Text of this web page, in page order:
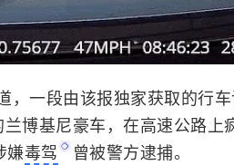
，一段由该报独家获取的行
博基尼豪车，在高速公路上
嫌毒驾 曾被警方逮捕。